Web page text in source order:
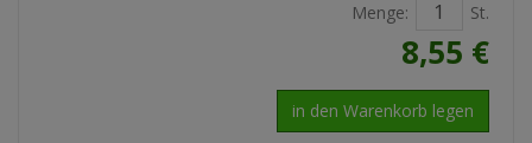
Menge: St.
8,55 €
in den Warenkorb legen